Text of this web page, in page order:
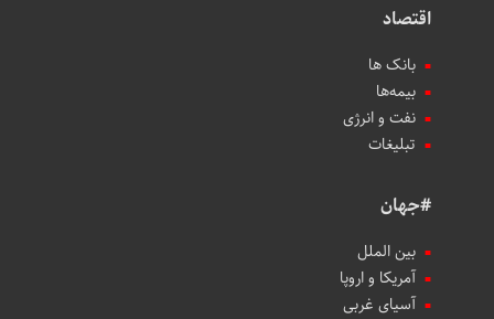
اقتصاد
بانک ها
بیمه‌ها
نفت و انرژی
تبلیغات
#جهان
بین الملل
آمریکا و اروپا
آسیای غربی